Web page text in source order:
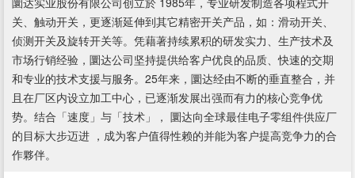
关、触动开关，更逐渐延伸到其它精密开关产品，如：滑动开关、
侦测开关及旋转开关等。凭藉著持续累积的研发实力、生产技术及
市场行销经验，圜达公司坚持提供给客户优良的品质、快速的交期
和专业的技术支援与服务。25年来，圜达经由不断的垂直整合，并
且在厂区内设立加工中心，已逐渐发展出强而有力的核心竞争优
势。结合「速度」与「技术」， 圜达向全球最佳电子零组件供应厂
的目标大步迈进 ，成为客户值得性赖的并能为客户提高竞争力的合
作夥伴。